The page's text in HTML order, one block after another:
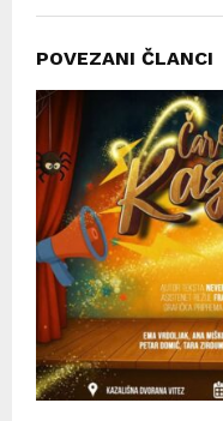
POVEZANI ČLANCI